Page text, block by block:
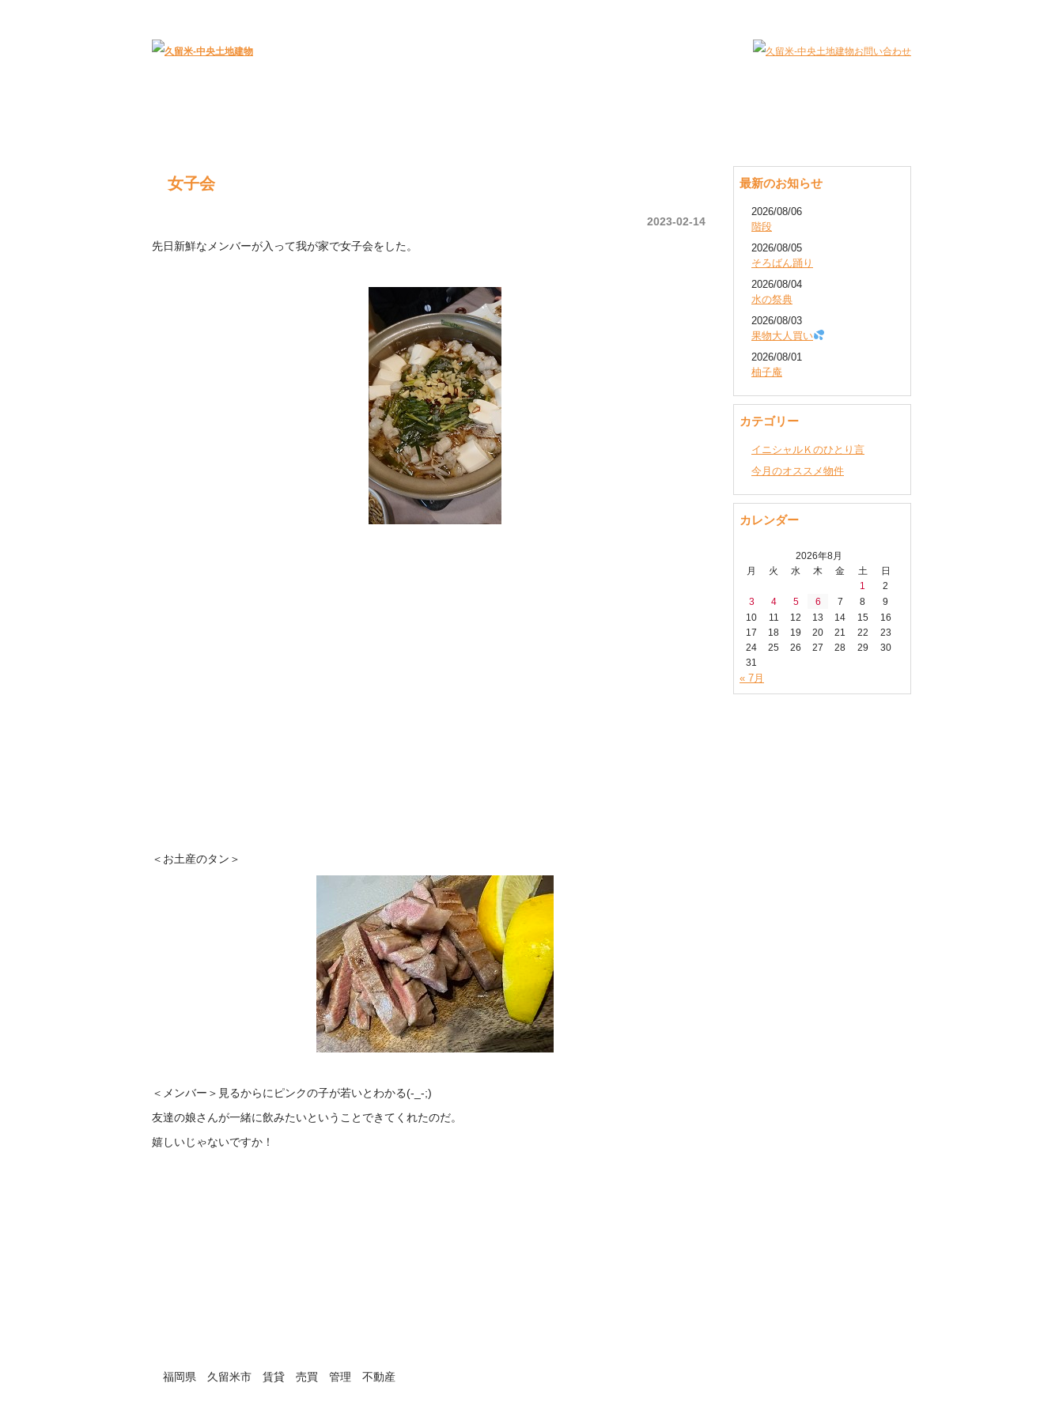
女子会
2023-02-14
先日新鮮なメンバーが入って我が家で女子会をした。
＜お土産のタン＞
＜メンバー＞見るからにピンクの子が若いとわかる(-_-;)
友達の娘さんが一緒に飲みたいということできてくれたのだ。
嬉しいじゃないですか！
福岡県 久留米市 賃貸 売買 管理 不動産
最新のお知らせ
2026/08/06
階段
2026/08/05
そろばん踊り
2026/08/04
水の祭典
2026/08/03
果物大人買い
2026/08/01
柚子庵
カテゴリー
イニシャルＫのひとり言
今月のオススメ物件
カレンダー
2026年8月
月
火 水 木 金 土
日
1
2
3
4 5 6 7 8
9
10
11 12 13 14 15
16
17
18 19 20 21 22
23
24
25 26 27 28 29
30
31
« 7月